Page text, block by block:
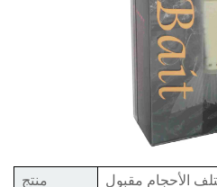
منتج الأحجام مقبول